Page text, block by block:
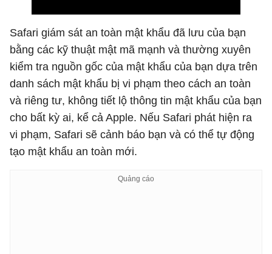
Safari giám sát an toàn mật khẩu đã lưu của bạn
bằng các kỹ thuật mật mã mạnh và thường xuyên
kiểm tra nguồn gốc của mật khẩu của bạn dựa trên
danh sách mật khẩu bị vi phạm theo cách an toàn
và riêng tư, không tiết lộ thông tin mật khẩu của bạn
cho bất kỳ ai, kể cả Apple. Nếu Safari phát hiện ra
vi phạm, Safari sẽ cảnh báo bạn và có thể tự động
tạo mật khẩu an toàn mới.